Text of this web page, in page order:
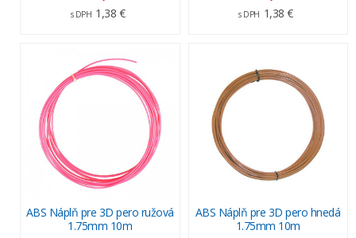
s DPH 1,38 € s DPH 1,38 €
ABS Náplň pre 3D pero ružová
1.75mm 10m
ABS Náplň pre 3D pero hnedá
1.75mm 10m